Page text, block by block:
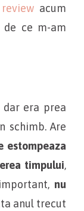
reviewacum
ce m-am
dar era prea
schimb. Are
estompeaza
timpului,
nu
anul trecut